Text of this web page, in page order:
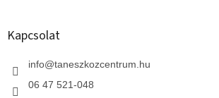
Kapcsolat
info@taneszkozcentrum.hu
06 47 521-048